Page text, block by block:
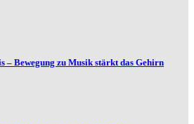
– Bewegung zu Musik stärkt das Gehirn